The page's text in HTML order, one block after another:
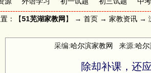
：【51芜湖家教网 】 → 首页 → 家教资讯 →
采编:哈尔滨家教网 来源:哈尔
除却补课，还